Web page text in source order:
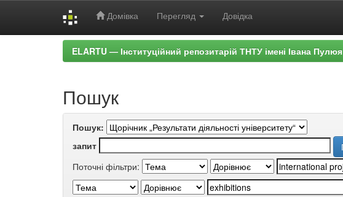
Домівка Перегляд Довідка
ELARTU — Інституційний репозитарій ТНТУ імені Івана Пулюя
Пошук
Пошук:
запит
Поточні фільтри: